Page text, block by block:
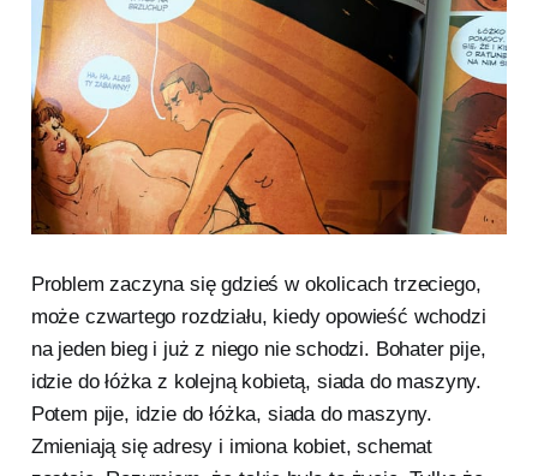
Problem zaczyna się gdzieś w okolicach trzeciego,
może czwartego rozdziału, kiedy opowieść wchodzi
na jeden bieg i już z niego nie schodzi. Bohater pije,
idzie do łóżka z kolejną kobietą, siada do maszyny.
Potem pije, idzie do łóżka, siada do maszyny.
Zmieniają się adresy i imiona kobiet, schemat